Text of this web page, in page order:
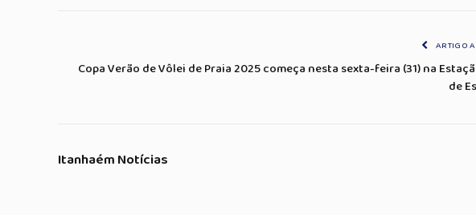
ARTIGO
Copa Verão de Vôlei de Praia 2025 começa nesta sexta-feira (31) na
de
Itanhaém Notícias